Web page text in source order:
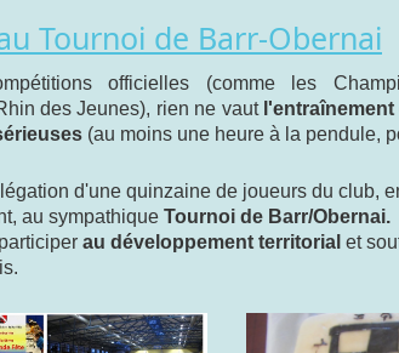
Tournoi de Barr-Obernai
officielles (comme les
des Jeunes), rien ne vaut l'entraînement
(au moins une heure à la pendule,
d'une quinzaine de joueurs du club,
au sympathique Tournoi de Barr/Obernai.
au développement territorial et